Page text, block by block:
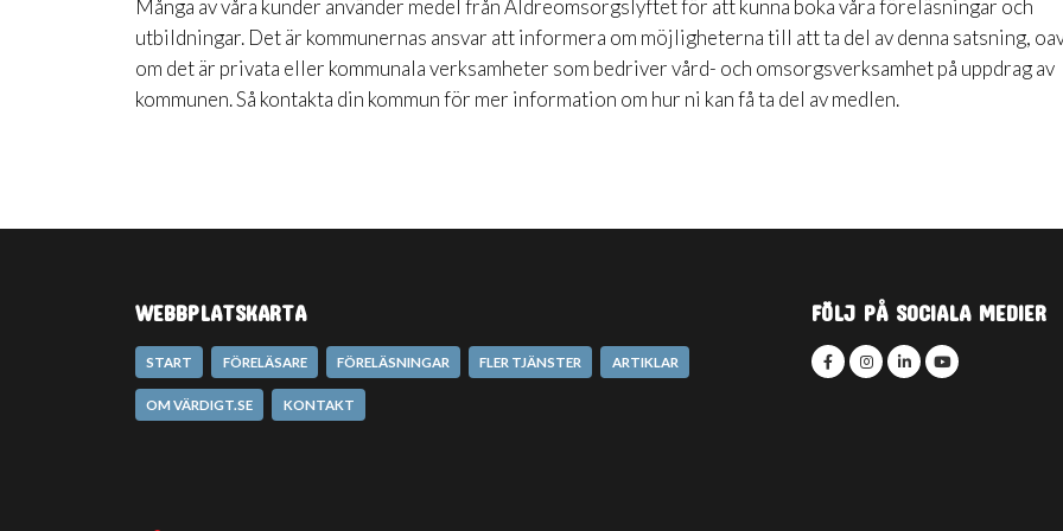
Många av våra kunder använder medel från Äldreomsorgslyftet för att kunna boka våra föreläsningar och
utbildningar. Det är kommunernas ansvar att informera om möjligheterna till att ta del av denna satsning,
om det är privata eller kommunala verksamheter som bedriver vård- och omsorgsverksamhet på uppdrag av
kommunen. Så kontakta din kommun för mer information om hur ni kan få ta del av medlen.
WEBBPLATSKARTA
START FÖRELÄSARE FÖRELÄSNINGAR FLER TJÄNSTER ARTIKLAR
OM VÄRDIGT.SE KONTAKT
FÖLJ PÅ SOCIALA MEDIER